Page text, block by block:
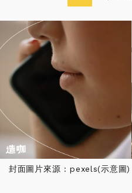
封面圖片來源 : pexels(示意圖)